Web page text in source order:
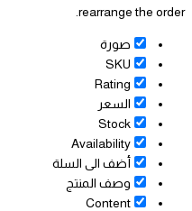
rearrange the order.
صورة
SKU
Rating
السعر
Stock
Availability
أضف الى السلة
وصف المنتج
Content